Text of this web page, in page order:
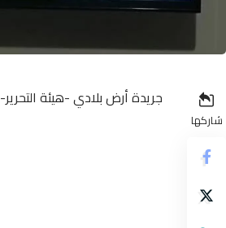
شاركها
جريدة أرض بلادي -هيئة التحرير-